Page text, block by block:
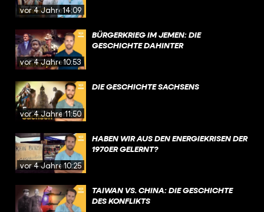
vor 4 Jahren14:09
vor 4 Jahren10:53
BÜRGERKRIEG IM JEMEN: DIE
GESCHICHTE DAHINTER
vor 4 Jahren11:50
DIE GESCHICHTE SACHSENS
vor 4 Jahren10:25
HABEN WIR AUS DEN ENERGIEKRISEN DER
1970ER GELERNT?
TAIWAN VS. CHINA: DIE GESCHICHTE
DES KONFLIKTS